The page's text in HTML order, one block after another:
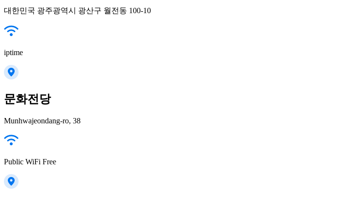
대한민국 광주광역시 광산구 월전동 100-10
iptime
문화전당
Munhwajeondang-ro, 38
Public WiFi Free